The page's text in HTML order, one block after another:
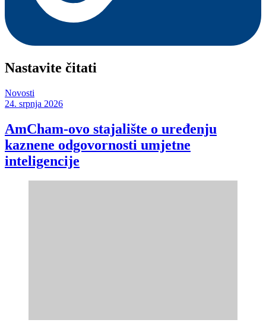
Nastavite čitati
Novosti
24. srpnja 2026
AmCham-ovo stajalište o uređenju
kaznene odgovornosti umjetne
inteligencije